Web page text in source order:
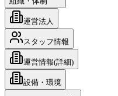
運営法人
スタッフ情報
運営情報(詳細)
設備・環境